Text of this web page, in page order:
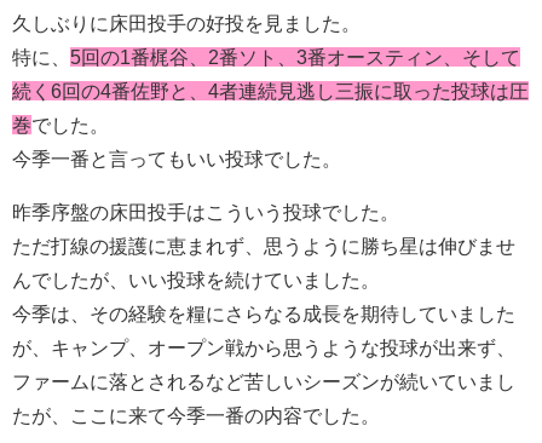
久しぶりに床田投手の好投を見ました。
特に、 5回の1番梶谷、2番ソト、3番オースティン、そして
続く6回の4番佐野と、4者連続見逃し三振に取った投球は圧
巻でした。
今季一番と言ってもいい投球でした。
昨季序盤の床田投手はこういう投球でした。
ただ打線の援護に恵まれず、思うように勝ち星は伸びませ
んでしたが、いい投球を続けていました。
今季は、その経験を糧にさらなる成長を期待していました
が、キャンプ、オープン戦から思うような投球が出来ず、
ファームに落とされるなど苦しいシーズンが続いていまし
たが、ここに来て今季一番の内容でした。